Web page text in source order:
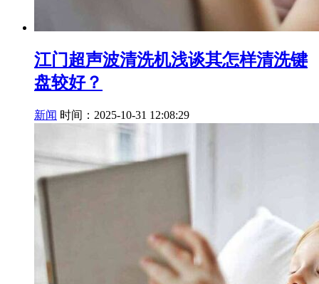
江门超声波清洗机浅谈其怎样清洗键
盘较好？
新闻 时间：2025-10-31 12:08:29